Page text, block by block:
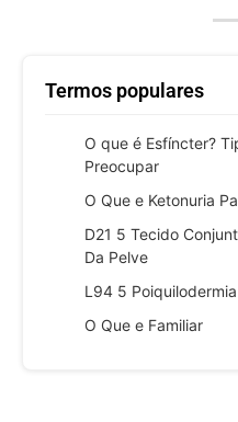
Termos populares
O que é Esfíncter?
Preocupar
O Que e Ketonuria
D21 5 Tecido
Da Pelve
L94 5
O Que e Familiar